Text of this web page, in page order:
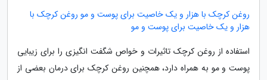
روغن کرچک با هزار و یک خاصیت برای پوست و مو روغن کرچک با
هزار و یک خاصیت برای پوست و مو
استفاده از روغن کرچک تاثیرات و خواص شگفت انگیزی را برای زیبایی
پوست و مو به همراه دارد، همچنین روغن کرچک برای درمان بعضی از